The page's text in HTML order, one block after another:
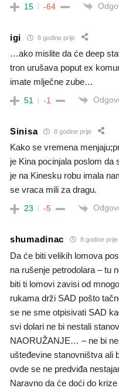
15 -64
igi 8 godine prije
…ako mislite da će deep
tron urušava poput ex
imate mlječne zube…
51 -1
Sinisa 8 godine prije
Kako se vremena
je Kina pocinjala poslom da
je na Kinesku robu imala
se vraca mili za dragu.
23 -5
shumadinac 8 godine prije
Da će biti velikih lomova
na rušenje petrodolara – tu
biti ti lomovi zavisi od
rukama drži SAD pošto
se ne sme otpisivati SAD
svi dolari ne bi nestali
NAORUŽANJE… – ne bi
ušteđevine stanovništva ali
ovde se ne predviđa
Naravno da će doći do